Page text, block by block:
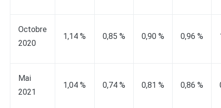
Octobre
2020
1,14 % 0,85 % 0,90 % 0,96 %
Mai
2021
1,04 % 0,74 % 0,81 % 0,86 %